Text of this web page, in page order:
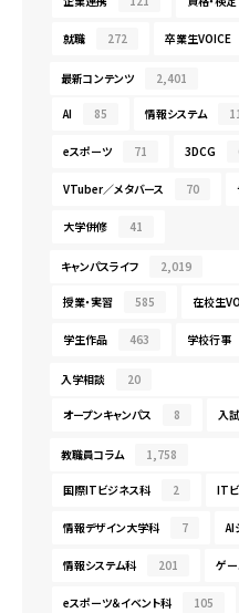
就職 272 卒業生VOICE
最新コンテンツ 2,401
AI 85 情報システム
eスポーツ 71 3DCG
VTuber／メタバース 70
大学併修 41
キャンパスライフ 2,019
授業・実習 585 在校生
学生作品 463 学校行事
入学相談 20
オープンキャンパス 8 入試
教職員コラム 1,758
国際ITビジネス科 2 IT
情報デザイン大学科 7 AI
情報システム科 201 ゲ
eスポーツ＆イベント科 105